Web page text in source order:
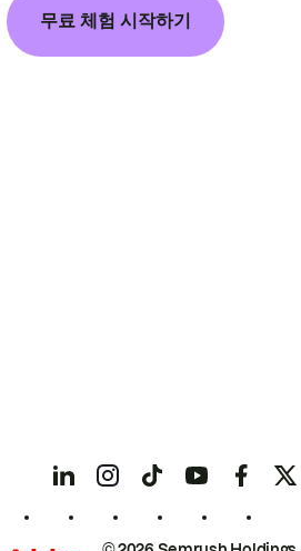
무료 체험 시작하기